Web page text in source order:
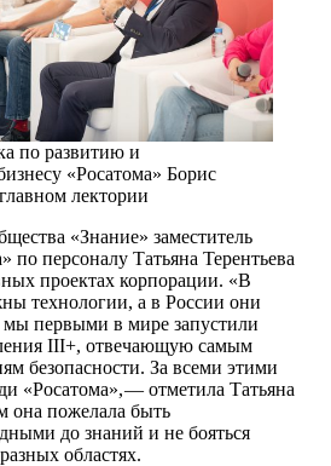
по развитию и
«Росатома» Борис
лектории
«Знание» заместитель
по персоналу Татьяна Терентьева
проектах корпорации. «В
технологии, а в России они
первыми в мире запустили
III+, отвечающую самым
безопасности. За всеми этими
«Росатома», — ​отметила Татьяна
она пожелала быть
до знаний и не бояться
областях.